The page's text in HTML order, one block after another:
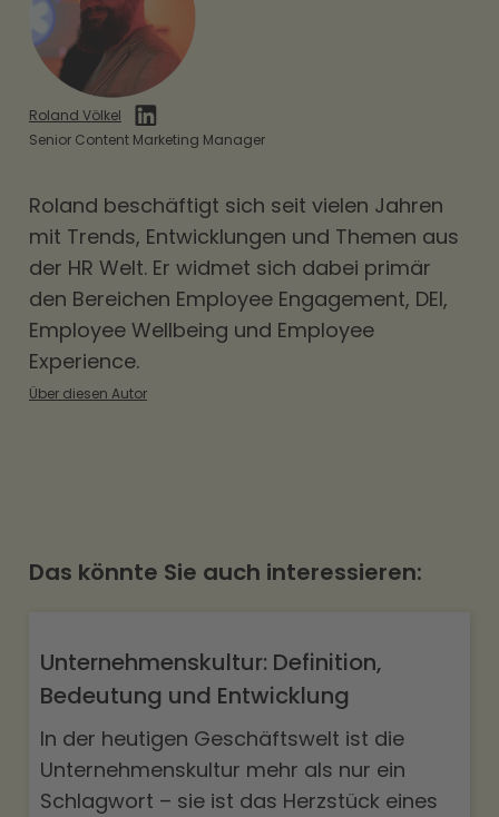
leben. Es geht darum, eine Kultur zu schaffen,
in der jeder Einzelne seinen Beitrag zum
großen Ganzen erkennt und wertgeschätzt
wird.
auf dem Papier stehen. Flexible Benefits von
Hrmony, wie der Hrmony Sachbezug oder der
Hrmony Essenszuschuss, unterstreichen einen
Purpose, der auf individuelle Bedürfnisse und
Mobilität oder dem Hrmony Internetzuschuss
unterstützen aktiv einen Purpose, der auf
Nachhaltigkeit und persönliches Wachstum
ausgerichtet ist.
Roland Völkel
Senior Content Marketing Manager
Roland beschäftigt sich seit vielen Jahren
mit Trends, Entwicklungen und Themen aus
der HR Welt. Er widmet sich dabei primär
den Bereichen Employee Engagement, DEI,
Employee Wellbeing und Employee
Experience.
Über diesen Autor
Das könnte Sie auch interessieren:
Unternehmenskultur: Definition,
Bedeutung und Entwicklung
In der heutigen Geschäftswelt ist die
Unternehmenskultur mehr als nur ein
Schlagwort – sie ist das Herzstück eines